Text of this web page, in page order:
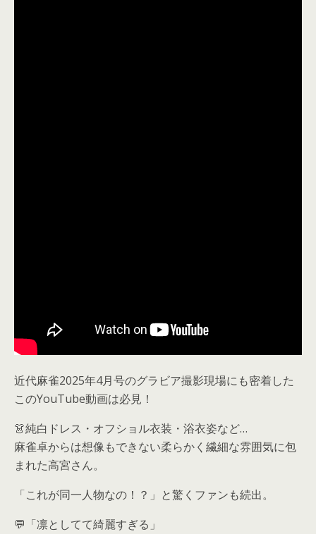
近代麻雀2025年4月号のグラビア撮影現場にも密着した
このYouTube動画は必見！
👗純白ドレス・オフショル衣装・浴衣姿など…
麻雀卓からは想像もできない柔らかく繊細な雰囲気に包
まれた高宮さん。
「これが同一人物なの！？」と驚くファンも続出。
💬「凛としてて綺麗すぎる」